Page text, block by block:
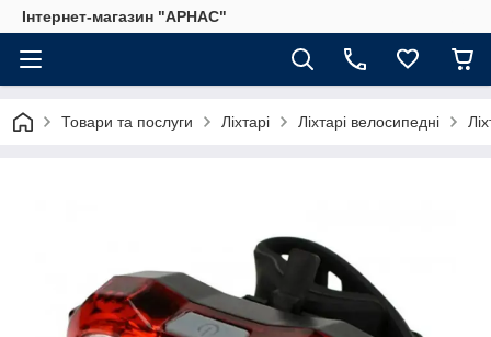
Інтернет-магазин "АРНАС"
Товари та послуги Ліхтарі Ліхтарі велосипедні